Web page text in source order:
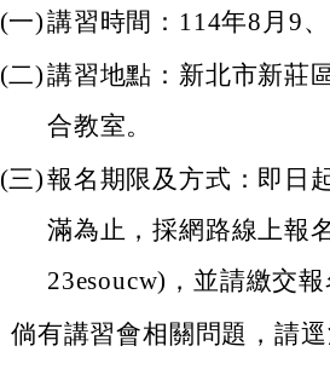
(一)講習時間：114年8月9
(二)講習地點：新北市新莊
合教室。
(三)報名期限及方式：即日
滿為止，採網路線上報
23esoucw)，並請繳交報
倘有講習會相關問題，請